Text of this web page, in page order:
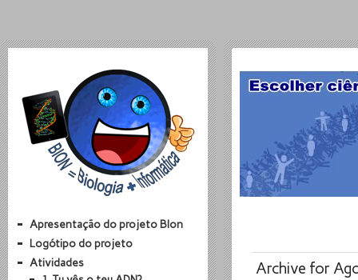
Archive for
Apresentação do projeto BIon
Logótipo do projeto
Atividades